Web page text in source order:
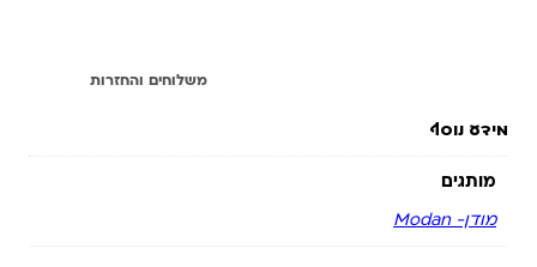
משלוחים והחזרות
מידע נוסף
מותגים
מודן- ‏Modan